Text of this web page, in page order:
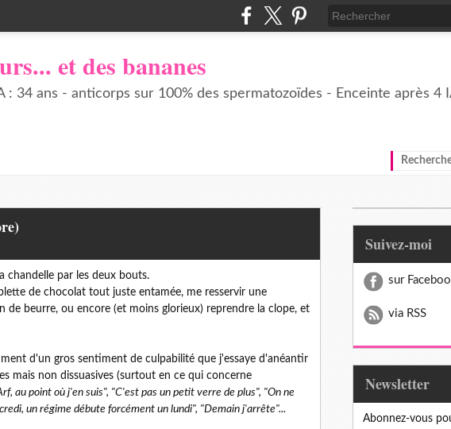
et des bananes
: 34 ans - anticorps sur 100% des spermatozoïdes - Enceinte après 4
chandelle par les deux bouts.
de chocolat tout juste entamée, me resservir une
de beurre, ou encore (et moins glorieux) reprendre la clope, et
d'un gros sentiment de culpabilité que j'essaye d'anéantir
mais non dissuasives (surtout en ce qui concerne
au point où j'en suis", "C'est pas un petit verre de plus", "On ne
un régime débute forcément un lundi", "Demain j'arrête"...
Suivez-moi
sur
via RSS
Newsletter
Abonnez-vous